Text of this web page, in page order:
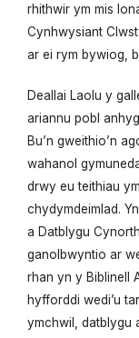
rhithwir ym mis
Cynhwysiant
ar ei rym bywiog,
Deallai Laolu y
ariannu pobl
Bu’n gweithio’n
wahanol
drwy eu teithiau
chydymdeimlad.
a Datblygu
ganolbwyntio ar
rhan yn y Biblinell
hyfforddi wedi’u
ymchwil, datblygu